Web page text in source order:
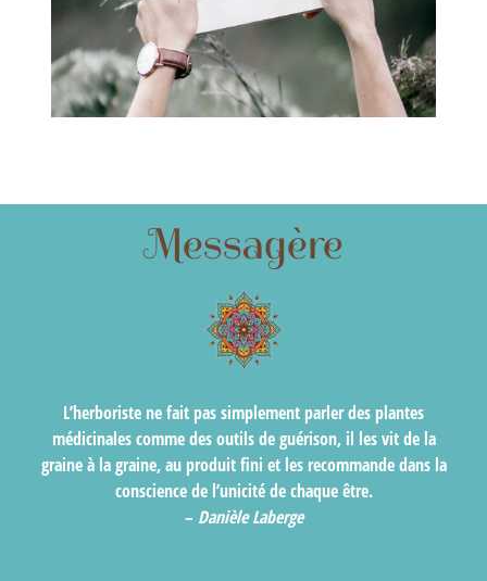
Messagère
L’herboriste ne fait pas simplement parler des plantes
médicinales comme des outils de guérison, il les vit de la
graine à la graine, au produit fini et les recommande dans la
conscience de l’unicité de chaque être.
– Danièle Laberge